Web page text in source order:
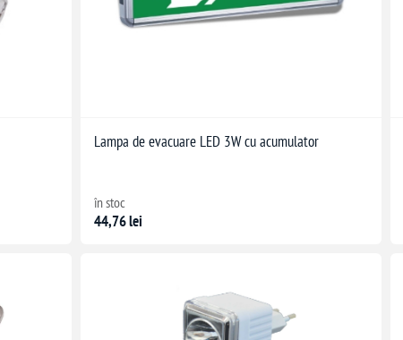
Lampa de evacuare LED 3W cu acumulator
în stoc
44,76 lei